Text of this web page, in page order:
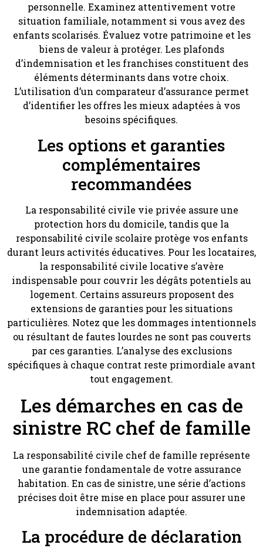
personnelle. Examinez attentivement votre
situation familiale, notamment si vous avez des
enfants scolarisés. Évaluez votre patrimoine et les
biens de valeur à protéger. Les plafonds
d’indemnisation et les franchises constituent des
éléments déterminants dans votre choix.
L’utilisation d’un comparateur d’assurance permet
d’identifier les offres les mieux adaptées à vos
besoins spécifiques.
Les options et garanties
complémentaires
recommandées
La responsabilité civile vie privée assure une
protection hors du domicile, tandis que la
responsabilité civile scolaire protège vos enfants
durant leurs activités éducatives. Pour les locataires,
la responsabilité civile locative s’avère
indispensable pour couvrir les dégâts potentiels au
logement. Certains assureurs proposent des
extensions de garanties pour les situations
particulières. Notez que les dommages intentionnels
ou résultant de fautes lourdes ne sont pas couverts
par ces garanties. L’analyse des exclusions
spécifiques à chaque contrat reste primordiale avant
tout engagement.
Les démarches en cas de
sinistre RC chef de famille
La responsabilité civile chef de famille représente
une garantie fondamentale de votre assurance
habitation. En cas de sinistre, une série d’actions
précises doit être mise en place pour assurer une
indemnisation adaptée.
La procédure de déclaration